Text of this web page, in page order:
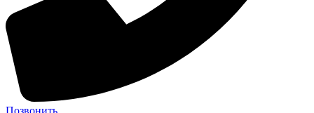
Позвонить